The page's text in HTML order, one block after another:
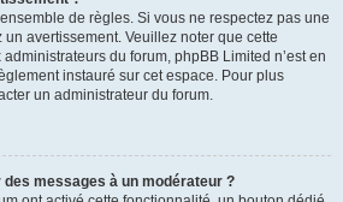
de règles. Si vous ne respectez pas une
avertissement. Veuillez noter que cette
du forum, phpBB Limited n’est en
instauré sur cet espace. Pour plus
un administrateur du forum.
messages à un modérateur ?